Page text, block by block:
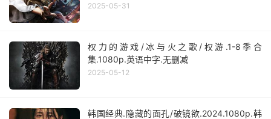
2025-05-31
权力的游戏/冰与火之歌/权游.1-8季合
集.1080p.英语中字.无删减
2025-05-12
韩国经典.隐藏的面孔/破镜欲.2024.1080p.韩